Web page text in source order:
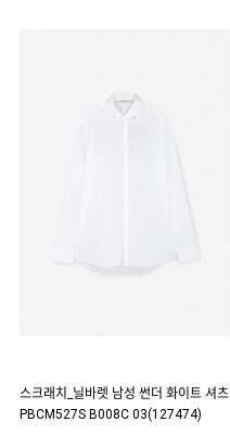
스크래치_닐바렛 남성 썬더 화이트 셔츠
PBCM527S B008C 03(127474)